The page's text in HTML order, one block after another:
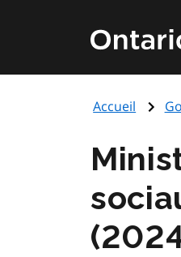
principal
Page
d'accueil
de
Accueil